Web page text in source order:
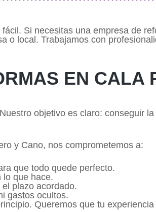
Si necesitas una empresa de
o local. Trabajamos con
EN CALA
objetivo es claro: conseguir
y Cano, nos comprometemos a:
que todo quede perfecto.
lo que hace.
plazo acordado.
gastos ocultos.
Queremos que tu